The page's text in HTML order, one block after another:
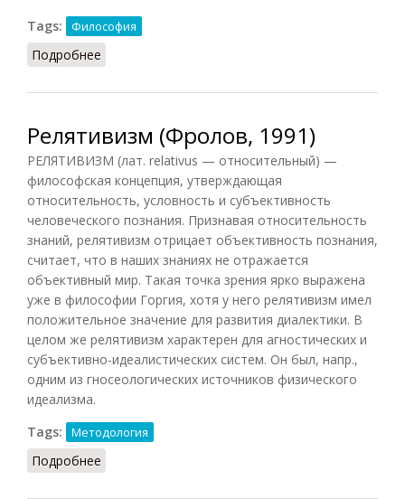
Tags:
Философия
Подробнее
Релятивизм (Фролов, 1991)
РЕЛЯТИВИЗМ (лат. relativus — относительный) —
философская концепция, утверждающая
относительность, условность и субъективность
человеческого познания. Признавая относительность
знаний, релятивизм отрицает объективность познания,
считает, что в наших знаниях не отражается
объективный мир. Такая точка зрения ярко выражена
уже в философии Горгия, хотя у него релятивизм имел
положительное значение для развития диалектики. В
целом же релятивизм характерен для агностических и
субъективно-идеалистических систем. Он был, напр.,
одним из гносеологических источников физического
идеализма.
Tags:
Методология
Подробнее